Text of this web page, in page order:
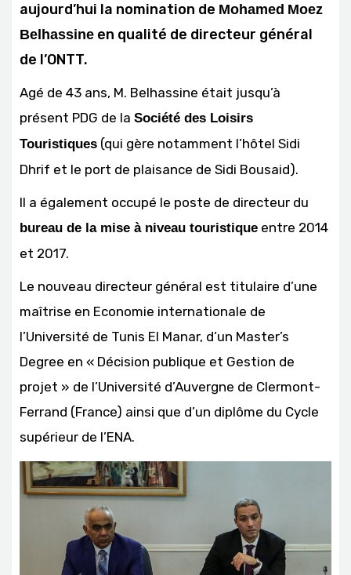
aujourd’hui la nomination de Mohamed Moez
Belhassine en qualité de directeur général
de l’ONTT.
Agé de 43 ans, M. Belhassine était jusqu’à
présent PDG de la Société des Loisirs
Touristiques (qui gère notamment l’hôtel Sidi
Dhrif et le port de plaisance de Sidi Bousaid).
Il a également occupé le poste de directeur du
bureau de la mise à niveau touristique entre 2014
et 2017.
Le nouveau directeur général est titulaire d’une
maîtrise en Economie internationale de
l’Université de Tunis El Manar, d’un Master’s
Degree en « Décision publique et Gestion de
projet » de l’Université d’Auvergne de Clermont-
Ferrand (France) ainsi que d’un diplôme du Cycle
supérieur de l’ENA.